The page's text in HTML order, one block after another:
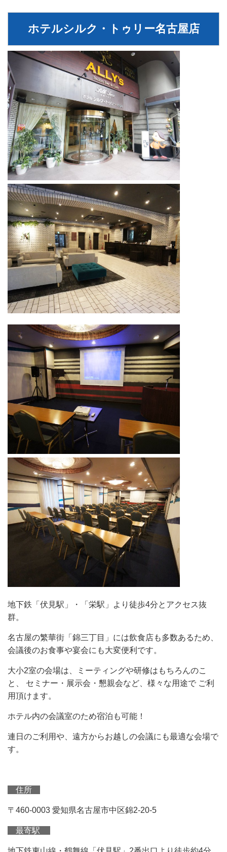
ホテルシルク・トゥリー名古屋店
地下鉄「伏見駅」・「栄駅」より徒歩4分とアクセス抜
群。
名古屋の繁華街「錦三丁目」には飲食店も多数あるため、
会議後のお食事や宴会にも大変便利です。
大小2室の会場は、ミーティングや研修はもちろんのこ
と、 セミナー・展示会・懇親会など、様々な用途で ご利
用頂けます。
ホテル内の会議室のため宿泊も可能！
連日のご利用や、遠方からお越しの会議にも最適な会場で
す。
住所
〒460-0003 愛知県名古屋市中区錦2-20-5
最寄駅